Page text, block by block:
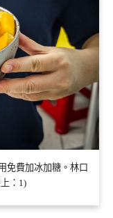
免費加冰加糖。林口
：1)